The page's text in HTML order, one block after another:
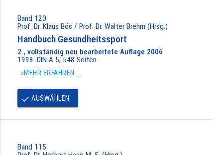
Band 120
Prof. Dr. Klaus Bös / Prof. Dr. Walter Brehm (Hrsg.)
Handbuch Gesundheitssport
2., vollständig neu bearbeitete Auflage 2006
1998. DIN A 5, 548 Seiten
»MEHR ERFAHREN ...
done AUSWÄHLEN
Band 115